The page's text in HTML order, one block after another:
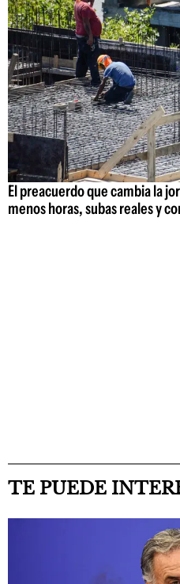
El preacuerdo que cambia la
menos horas, subas reales y
TE PUEDE